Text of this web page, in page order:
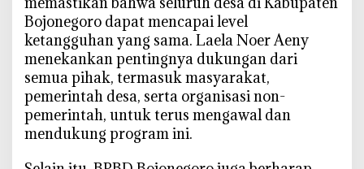
Bojonegoro dapat mencapai level
ketangguhan yang sama. Laela Noer Aeny
menekankan pentingnya dukungan dari
semua pihak, termasuk masyarakat,
pemerintah desa, serta organisasi non-
pemerintah, untuk terus mengawal dan
mendukung program ini.